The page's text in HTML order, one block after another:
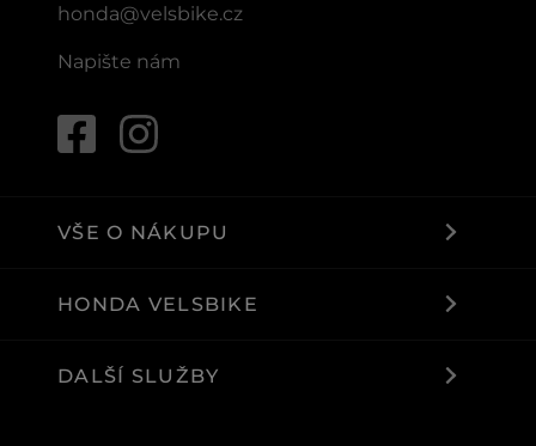
honda@velsbike.cz
Napište nám
VŠE O NÁKUPU
HONDA VELSBIKE
DALŠÍ SLUŽBY